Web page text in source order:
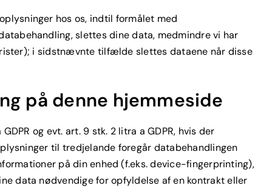
hos os, indtil formålet med
slettes dine data, medmindre vi har
i sidstnævnte tilfælde slettes dataene når disse
på denne hjemmeside
og evt. art. 9 stk. 2 litra a GDPR, hvis der
til tredjelande foregår databehandlingen
på din enhed (f.eks. device-fingerprinting),
data nødvendige for opfyldelse af en kontrakt eller